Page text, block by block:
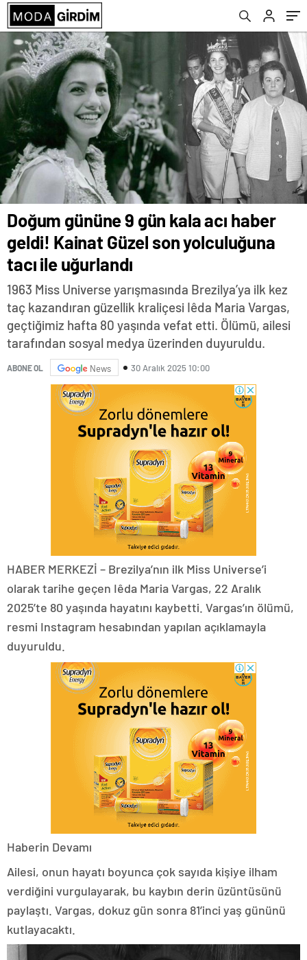
uğurlandı
Doğum gününe 9 gün kala acı haber
geldi! Kainat Güzel son yolculuğuna
tacı ile uğurlandı
1963 Miss Universe yarışmasında Brezilya’ya ilk kez
taç kazandıran güzellik kraliçesi Iêda Maria Vargas,
geçtiğimiz hafta 80 yaşında vefat etti. Ölümü, ailesi
tarafından sosyal medya üzerinden duyuruldu.
ABONE OL News 30 Aralık 2025 10:00
HABER MERKEZİ – Brezilya’nın ilk Miss Universe’i
olarak tarihe geçen Iêda Maria Vargas, 22 Aralık
2025’te 80 yaşında hayatını kaybetti. Vargas’ın ölümü,
resmi Instagram hesabından yapılan açıklamayla
duyuruldu.
Haberin Devamı
Ailesi, onun hayatı boyunca çok sayıda kişiye ilham
verdiğini vurgulayarak, bu kaybın derin üzüntüsünü
paylaştı. Vargas, dokuz gün sonra 81’inci yaş gününü
kutlayacaktı.
pozunu paylaştı
seni'